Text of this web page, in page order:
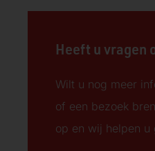
Heeft u vragen
Wilt u nog meer
of een bezoek
op en wij helpen u